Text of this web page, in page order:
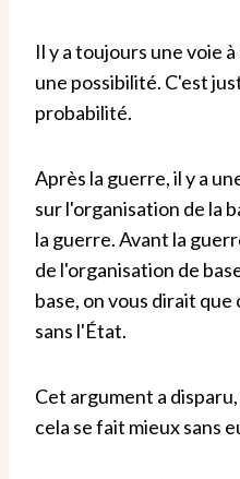
Il y a toujours une voie
une possibilité. C'est
probabilité.
Après la guerre, il y a
sur l'organisation de la
la guerre. Avant la
de l'organisation de
base, on vous dirait
sans l'État.
Cet argument a
cela se fait mieux sans